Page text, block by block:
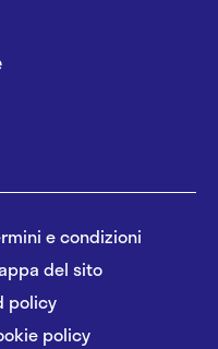
e condizioni
del sito
policy
policy